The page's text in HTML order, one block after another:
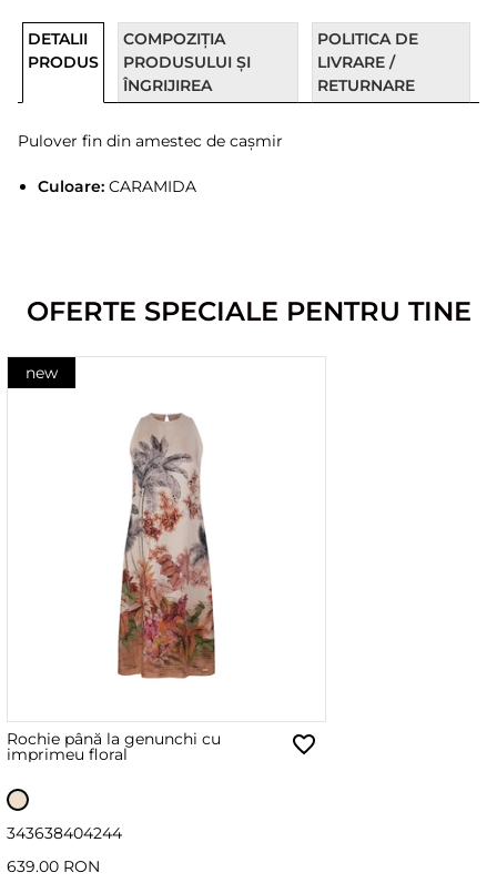
DETALII
PRODUS
COMPOZIȚIA
PRODUSULUI ȘI
ÎNGRIJIREA
POLITICA DE
LIVRARE /
RETURNARE
Pulover fin din amestec de cașmir
Culoare:CARAMIDA
OFERTE SPECIALE PENTRU TINE
new
Rochie până la genunchi cu
imprimeu floral
343638404244
639.00 RON